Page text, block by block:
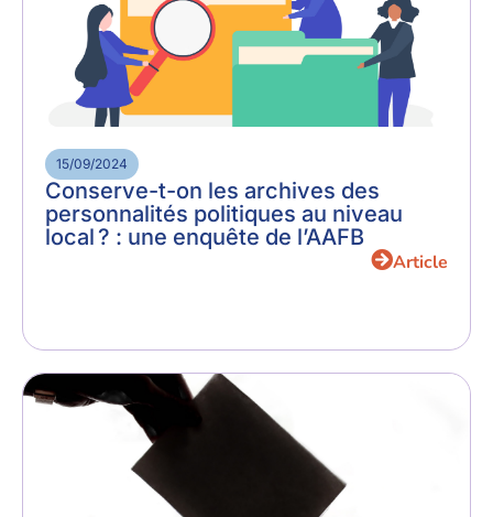
15/09/2024
Conserve-t-on les archives des
personnalités politiques au niveau
local ? : une enquête de l’AAFB
Article